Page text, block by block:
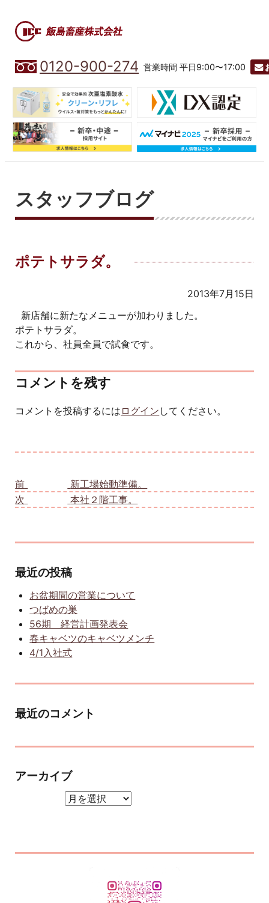
0120-900-274 営業時間 平日9:00〜17:00
スタッフブログ
ポテトサラダ。
2013年7月15日
新店舗に新たなメニューが加わりました。
ポテトサラダ。
これから、社員全員で試食です。
コメントを残す
コメントを投稿するには ログイン してください。
前
新工場始動準備。
次
本社２階工事。
最近の投稿
お盆期間の営業について
つばめの巣
56期 経営計画発表会
春キャベツのキャベツメンチ
4/1入社式
最近のコメント
アーカイブ